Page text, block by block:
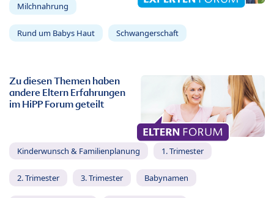
Milchnahrung
Rund um Babys Haut Schwangerschaft
Zu diesen Themen haben
andere Eltern Erfahrungen
im HiPP Forum geteilt
Kinderwunsch & Familienplanung 1. Trimester
2. Trimester 3. Trimester Babynamen